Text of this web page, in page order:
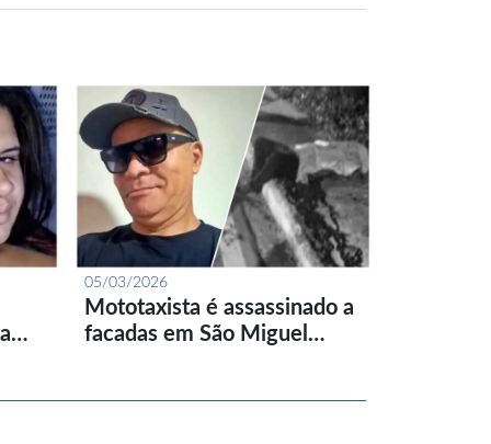
05/03/2026
Mototaxista é assassinado a
facadas em São Miguel…